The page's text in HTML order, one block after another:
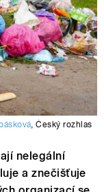
,Český rozhlas
nelegální
a znečišťuje